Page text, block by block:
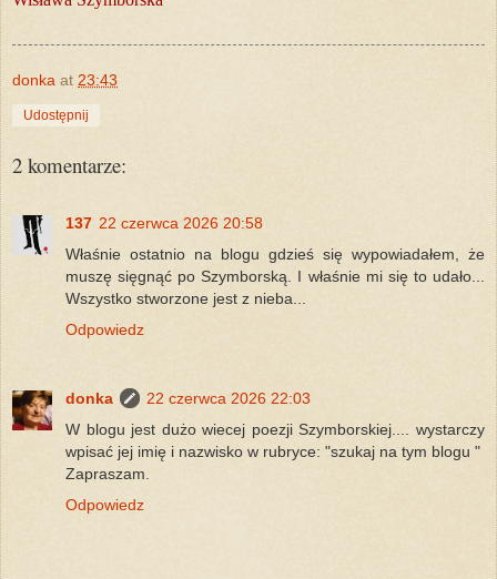
donka at 23:43
Udostępnij
2 komentarze:
137 22 czerwca 2026 20:58
Właśnie ostatnio na blogu gdzieś się wypowiadałem, że
muszę sięgnąć po Szymborską. I właśnie mi się to udało...
Wszystko stworzone jest z nieba...
Odpowiedz
donka
22 czerwca 2026 22:03
W blogu jest dużo wiecej poezji Szymborskiej.... wystarczy
wpisać jej imię i nazwisko w rubryce: "szukaj na tym blogu "
Zapraszam.
Odpowiedz